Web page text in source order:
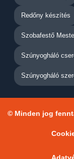
Redőny készítés
Szobafestő
Szúnyogháló
Szúnyogháló
© Minden jog